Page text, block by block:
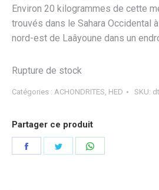
Environ 20 kilogrammes de cette
trouvés dans le Sahara Occidental
nord-est de Laâyoune dans un
Rupture de stock
Catégories : ACHONDRITES, HED SKU:
Partager ce produit
Partager Partager